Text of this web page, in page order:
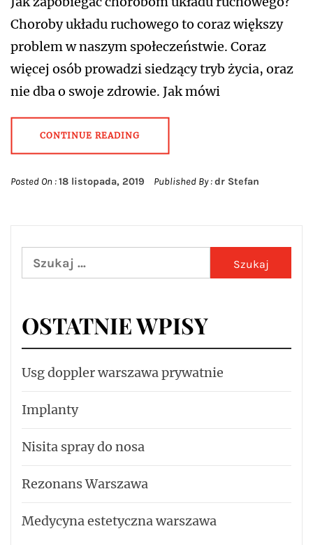
Choroby układu ruchowego to coraz większy
problem w naszym społeczeństwie. Coraz
więcej osób prowadzi siedzący tryb życia, oraz
nie dba o swoje zdrowie. Jak mówi
CONTINUE READING
Posted On :18 listopada, 2019 Published By :dr Stefan
Szukaj:
OSTATNIE WPISY
Usg doppler warszawa prywatnie
Implanty
Nisita spray do nosa
Rezonans Warszawa
Medycyna estetyczna warszawa